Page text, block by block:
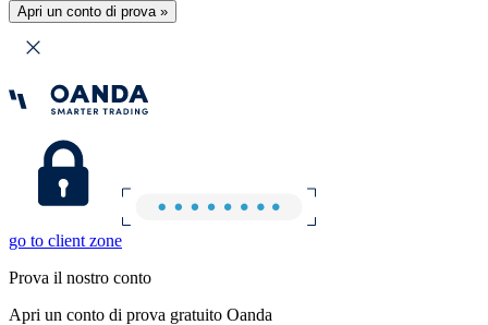
Apri un conto di prova »
go to client zone
Prova il nostro conto
Apri un conto di prova gratuito Oanda